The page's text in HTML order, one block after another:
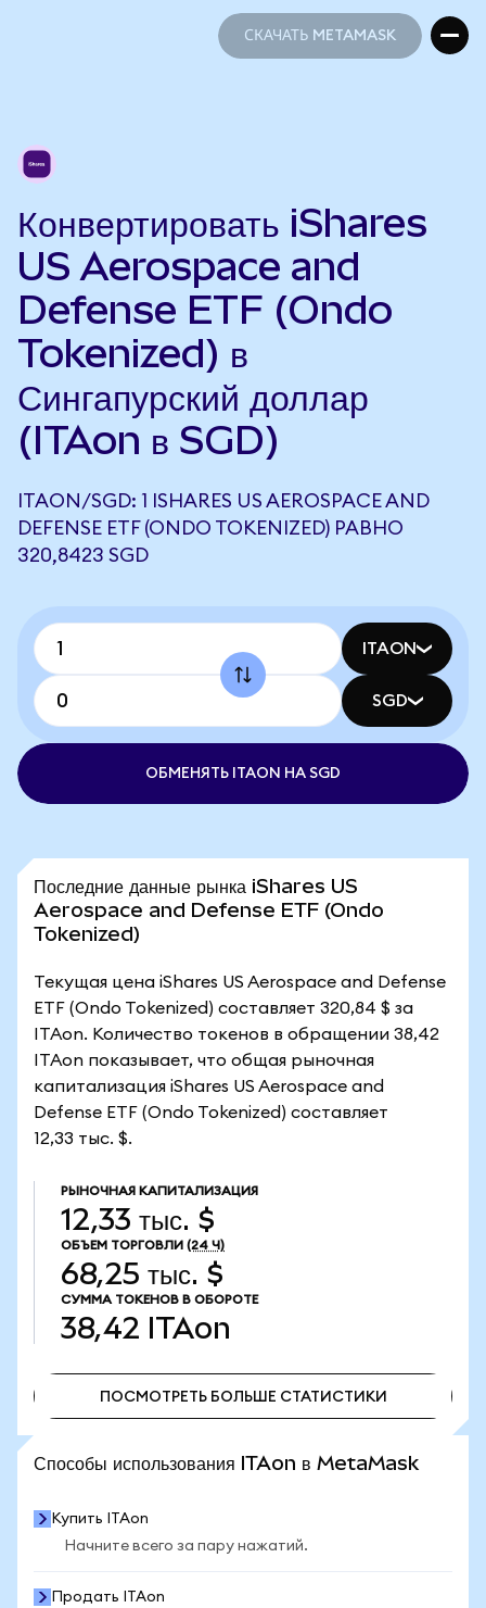
СКАЧАТЬ METAMASK
Конвертировать iShares
US Aerospace and
Defense ETF (Ondo
Tokenized) в
Сингапурский доллар
(ITAon в SGD)
ITAON/SGD: 1 ISHARES US AEROSPACE AND
DEFENSE ETF (ONDO TOKENIZED) РАВНО
320,8423 SGD
ITAON
SGD
ОБМЕНЯТЬ ITAON НА SGD
Последние данные рынка iShares US
Aerospace and Defense ETF (Ondo
Tokenized)
Текущая цена iShares US Aerospace and Defense
ETF (Ondo Tokenized) составляет 320,84 $ за
ITAon. Количество токенов в обращении 38,42
ITAon показывает, что общая рыночная
капитализация iShares US Aerospace and
Defense ETF (Ondo Tokenized) составляет
12,33 тыс. $.
РЫНОЧНАЯ КАПИТАЛИЗАЦИЯ
12,33 тыс. $
ОБЪЕМ ТОРГОВЛИ (24 Ч)
68,25 тыс. $
СУММА ТОКЕНОВ В ОБОРОТЕ
38,42 ITAon
ПОСМОТРЕТЬ БОЛЬШЕ СТАТИСТИКИ
Способы использования ITAon в MetaMask
Купить ITAon
Начните всего за пару нажатий.
Продать ITAon